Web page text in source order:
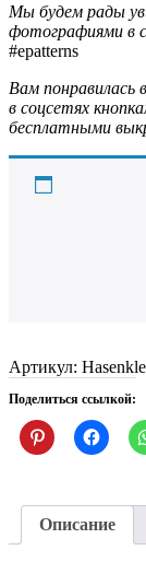
Мы будем рады
фотографиями в
#epatterns
Вам понравилась
в соцсетях
бесплатными
Артикул:
Поделиться ссылкой:
Нажмите,
чтобы
Pinterest
(Открывается
в
чтобы
в
новом
окне)
Описание